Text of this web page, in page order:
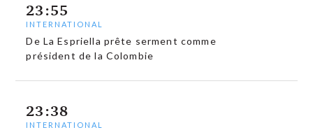
23:55
INTERNATIONAL
De La Espriella prête serment comme
président de la Colombie
23:38
INTERNATIONAL